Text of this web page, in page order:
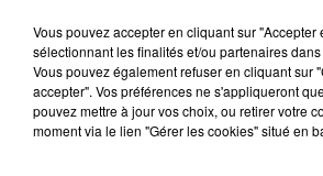
Podcasts
Kelly Massol,
Vous pouvez accepter en cliquant sur "Accepter
sélectionnant les finalités et/ou partenaires
Vous pouvez également refuser en cliquant sur
accepter". Vos préférences ne s'appliqueront
pouvez mettre à jour vos choix, ou retirer votre
moment via le lien "Gérer les cookies" situé en